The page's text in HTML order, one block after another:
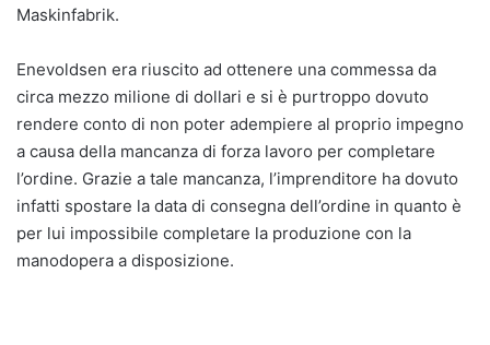
Maskinfabrik.
Enevoldsen era riuscito ad ottenere una commessa da
circa mezzo milione di dollari e si è purtroppo dovuto
rendere conto di non poter adempiere al proprio impegno
a causa della mancanza di forza lavoro per completare
l’ordine. Grazie a tale mancanza, l’imprenditore ha dovuto
infatti spostare la data di consegna dell’ordine in quanto è
per lui impossibile completare la produzione con la
manodopera a disposizione.